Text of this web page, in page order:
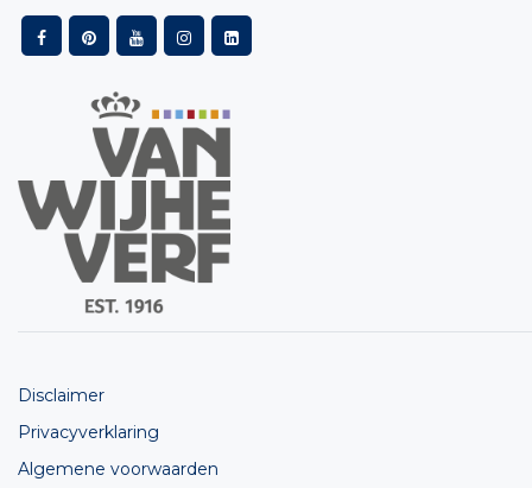
Disclaimer
Privacyverklaring
Algemene voorwaarden